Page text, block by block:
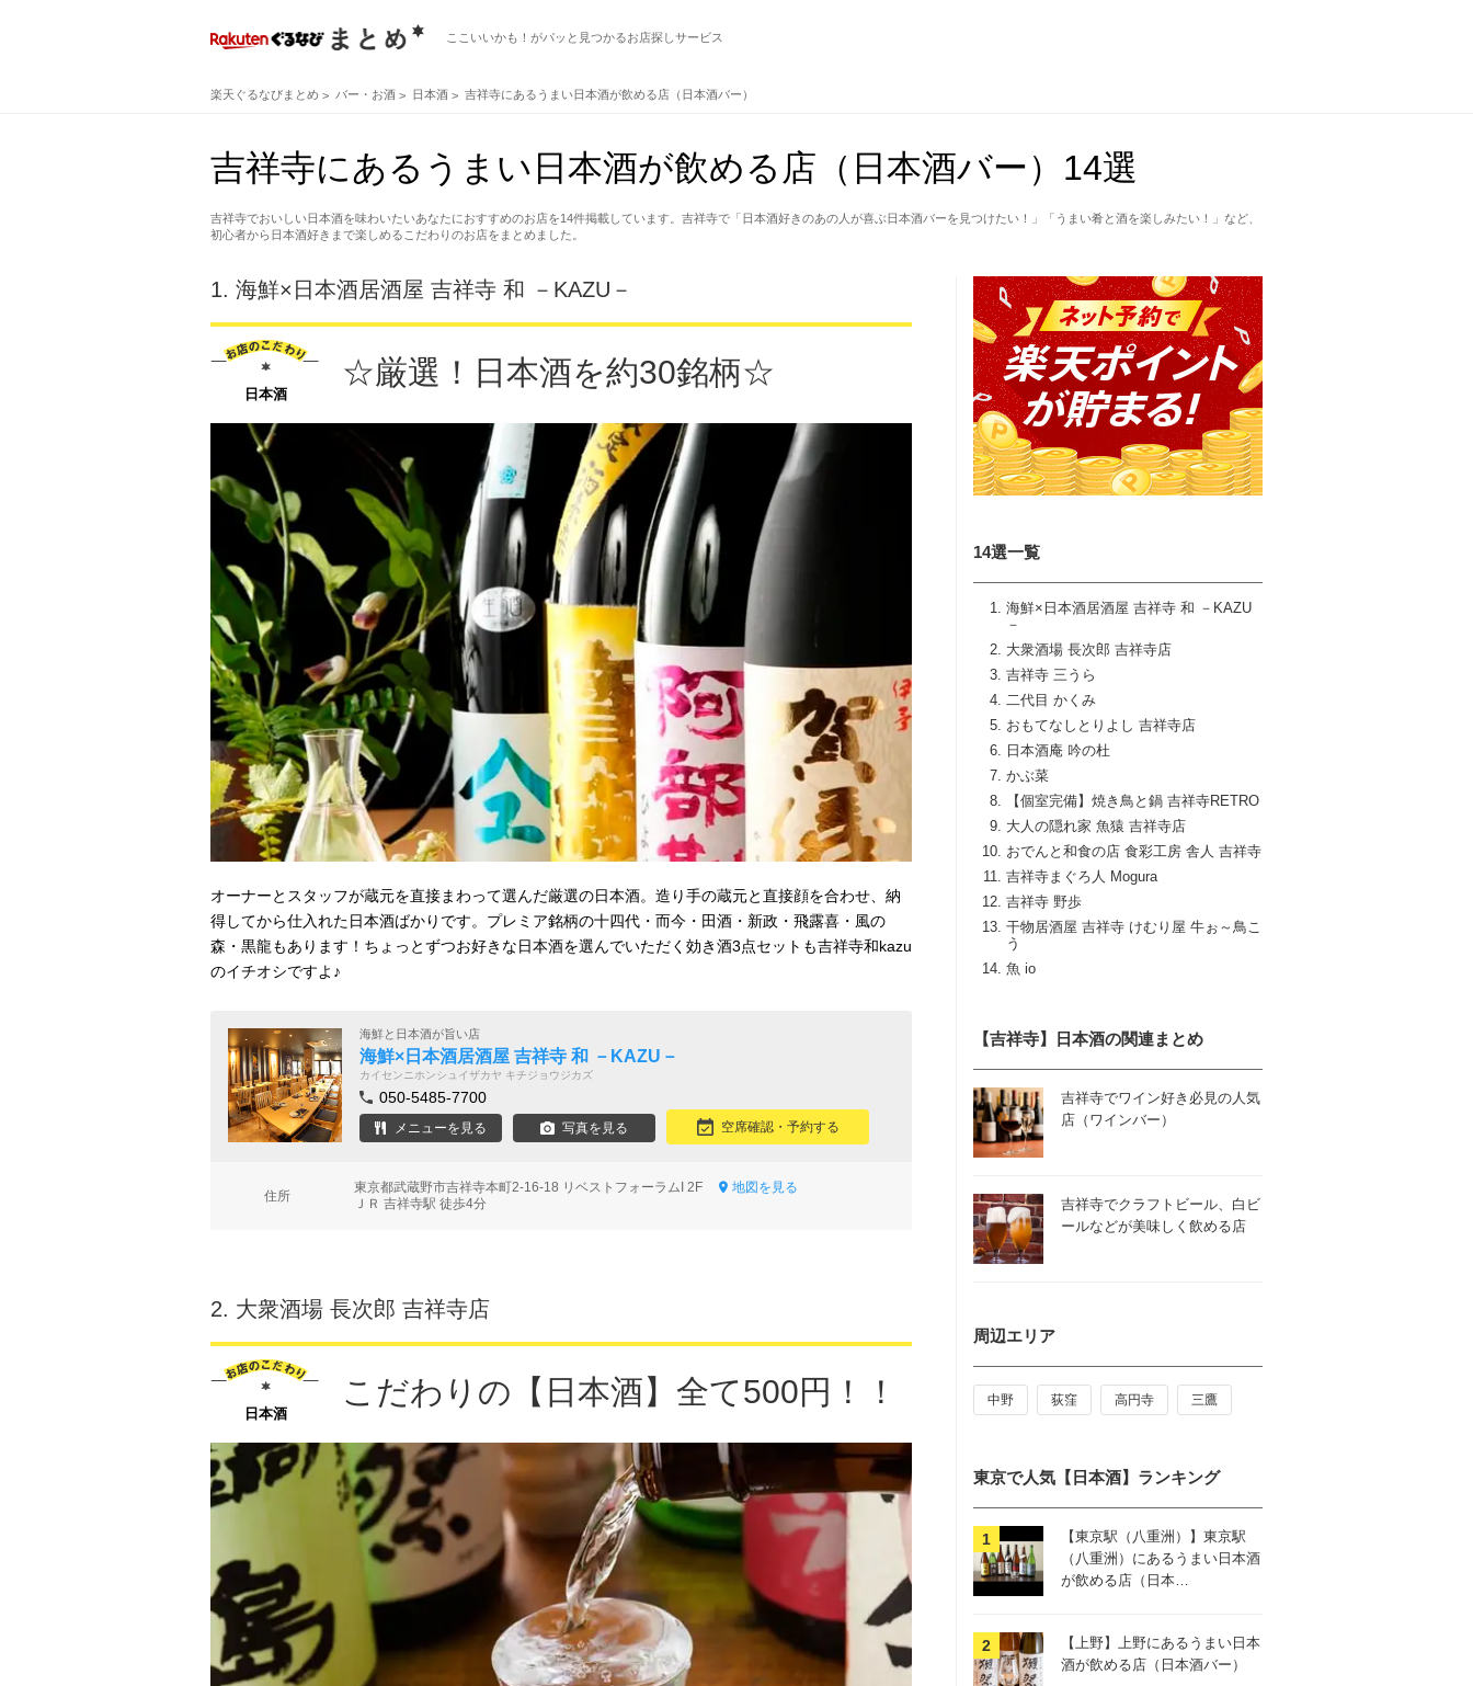
ここいいかも！がパッと見つかるお店探しサービス
楽天ぐるなびまとめ バー・お酒 日本酒 吉祥寺にあるうまい日本酒が飲める店（日本酒バー）
吉祥寺にあるうまい日本酒が飲める店（日本酒バー）14選
吉祥寺でおいしい日本酒を味わいたいあなたにおすすめのお店を14件掲載しています。吉祥寺で「日本酒好きのあの人が喜ぶ日本酒バーを見つけたい！」「うまい肴と酒を楽しみたい！」など、
初心者から日本酒好きまで楽しめるこだわりのお店をまとめました。
14選一覧
海鮮×日本酒居酒屋 吉祥寺 和 －KAZU
－
大衆酒場 長次郎 吉祥寺店
吉祥寺 三うら
二代目 かくみ
おもてなしとりよし 吉祥寺店
日本酒庵 吟の杜
かぶ菜
【個室完備】焼き鳥と鍋 吉祥寺RETRO
大人の隠れ家 魚猿 吉祥寺店
おでんと和食の店 食彩工房 舎人 吉祥寺
吉祥寺まぐろ人 Mogura
吉祥寺 野歩
干物居酒屋 吉祥寺 けむり屋 牛ぉ～鳥こ
う
魚 io
1. 海鮮×日本酒居酒屋 吉祥寺 和 －KAZU－
日本酒
☆厳選！日本酒を約30銘柄☆
オーナーとスタッフが蔵元を直接まわって選んだ厳選の日本酒。造り手の蔵元と直接顔を合わせ、納
得してから仕入れた日本酒ばかりです。プレミア銘柄の十四代・而今・田酒・新政・飛露喜・風の
森・黒龍もあります！ちょっとずつお好きな日本酒を選んでいただく効き酒3点セットも吉祥寺和kazu
のイチオシですよ♪
海鮮と日本酒が旨い店
海鮮×日本酒居酒屋 吉祥寺 和 －KAZU－
カイセンニホンシュイザカヤ キチジョウジカズ
050-5485-7700
メニューを見る 写真を見る 空席確認・予約する
住所
東京都武蔵野市吉祥寺本町2-16-18 リベストフォーラムI 2F
地図を見る
ＪＲ 吉祥寺駅 徒歩4分
2. 大衆酒場 長次郎 吉祥寺店
日本酒
こだわりの【日本酒】全て500円！！
【吉祥寺】日本酒の関連まとめ
吉祥寺でワイン好き必見の人気
店（ワインバー）
吉祥寺でクラフトビール、白ビ
ールなどが美味しく飲める店
周辺エリア
中野 荻窪 高円寺 三鷹
東京で人気【日本酒】ランキング
【東京駅（八重洲）】東京駅
（八重洲）にあるうまい日本酒
が飲める店（日本…
【上野】上野にあるうまい日本
酒が飲める店（日本酒バー）